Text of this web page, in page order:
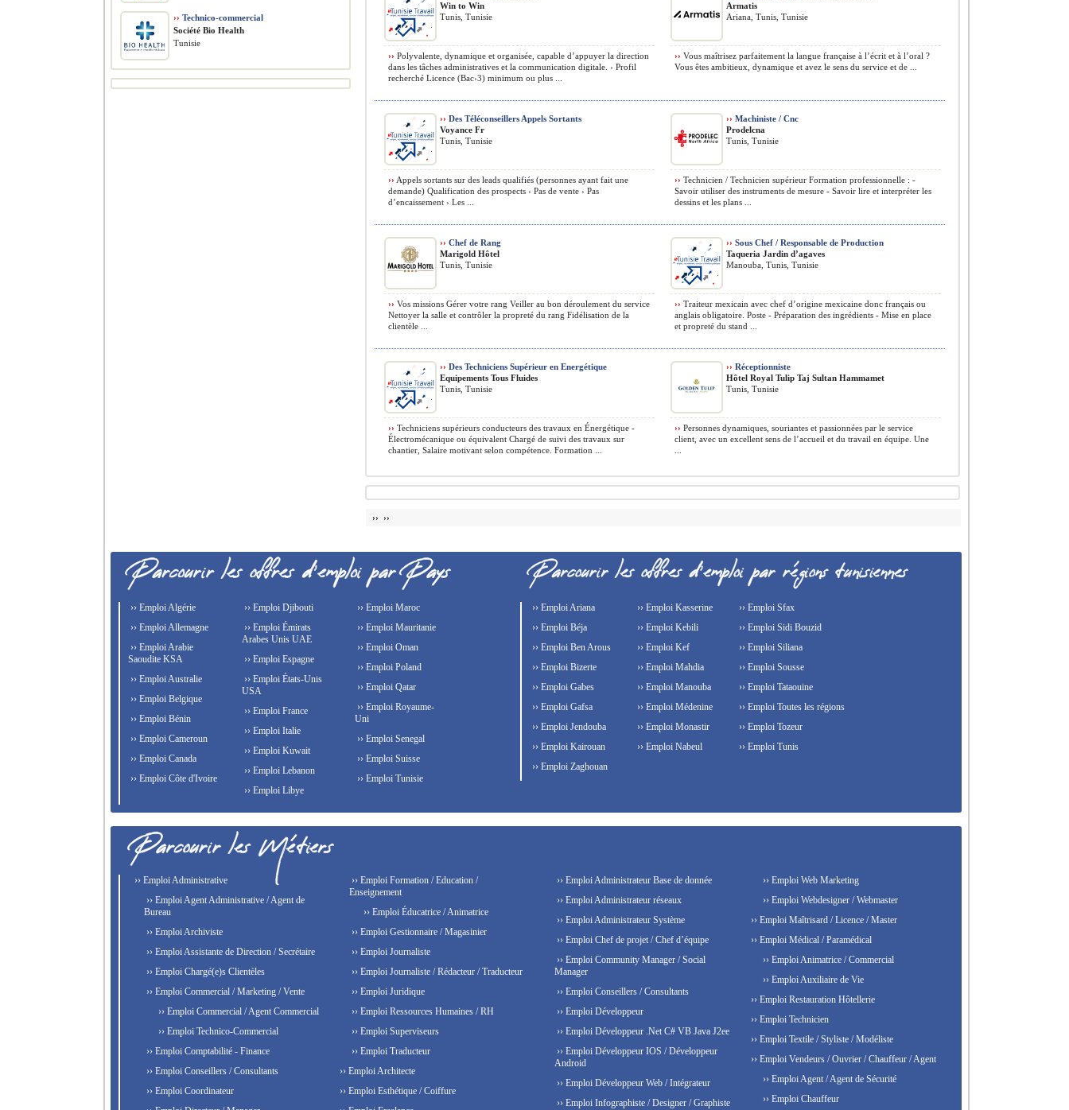
Win to Win
Tunis, Tunisie
›› Polyvalente, dynamique et organisée, capable d’appuyer la direction
dans les tâches administratives et la communication digitale. › Profil
recherché Licence (Bac›3) minimum ou plus ...
Armatis
Ariana, Tunis, Tunisie
›› Vous maîtrisez parfaitement la langue française à l’écrit et à l’oral ?
Vous êtes ambitieux, dynamique et avez le sens du service et de ...
›› Des Téléconseillers Appels Sortants
Voyance Fr
Tunis, Tunisie
›› Appels sortants sur des leads qualifiés (personnes ayant fait une
demande) Qualification des prospects › Pas de vente › Pas
d’encaissement › Les ...
›› Machiniste / Cnc
Prodelcna
Tunis, Tunisie
›› Technicien / Technicien supérieur Formation professionnelle : -
Savoir utiliser des instruments de mesure - Savoir lire et interpréter les
dessins et les plans ...
›› Chef de Rang
Marigold Hôtel
Tunis, Tunisie
›› Vos missions Gérer votre rang Veiller au bon déroulement du service
Nettoyer la salle et contrôler la propreté du rang Fidélisation de la
clientèle ...
›› Sous Chef / Responsable de Production
Taqueria Jardin d’agaves
Manouba, Tunis, Tunisie
›› Traiteur mexicain avec chef d’origine mexicaine donc français ou
anglais obligatoire. Poste - Préparation des ingrédients - Mise en place
et propreté du stand ...
›› Des Techniciens Supérieur en Energétique
Equipements Tous Fluides
Tunis, Tunisie
›› Techniciens supérieurs conducteurs des travaux en Énergétique -
Électromécanique ou équivalent Chargé de suivi des travaux sur
chantier, Salaire motivant selon compétence. Formation ...
›› Réceptionniste
Hôtel Royal Tulip Taj Sultan Hammamet
Tunis, Tunisie
›› Personnes dynamiques, souriantes et passionnées par le service
client, avec un excellent sens de l’accueil et du travail en équipe. Une
›› ››
›› Technico-commercial
Société Bio Health
Tunisie
›› Emploi Algérie
›› Emploi Allemagne
›› Emploi Arabie
Saoudite KSA
›› Emploi Australie
›› Emploi Belgique
›› Emploi Bénin
›› Emploi Cameroun
›› Emploi Canada
›› Emploi Côte d'Ivoire
›› Emploi Djibouti
›› Emploi Émirats
Arabes Unis UAE
›› Emploi Espagne
›› Emploi États-Unis
USA
›› Emploi France
›› Emploi Italie
›› Emploi Kuwait
›› Emploi Lebanon
›› Emploi Libye
›› Emploi Maroc
›› Emploi Mauritanie
›› Emploi Oman
›› Emploi Poland
›› Emploi Qatar
›› Emploi Royaume-
Uni
›› Emploi Senegal
›› Emploi Suisse
›› Emploi Tunisie
›› Emploi Ariana
›› Emploi Béja
›› Emploi Ben Arous
›› Emploi Bizerte
›› Emploi Gabes
›› Emploi Gafsa
›› Emploi Jendouba
›› Emploi Kairouan
›› Emploi Kasserine
›› Emploi Kebili
›› Emploi Kef
›› Emploi Mahdia
›› Emploi Manouba
›› Emploi Médenine
›› Emploi Monastir
›› Emploi Nabeul
›› Emploi Sfax
›› Emploi Sidi Bouzid
›› Emploi Siliana
›› Emploi Sousse
›› Emploi Tataouine
›› Emploi Toutes les régions
›› Emploi Tozeur
›› Emploi Tunis
›› Emploi Zaghouan
›› Emploi Administrative
›› Emploi Agent Administrative / Agent de
Bureau
›› Emploi Archiviste
›› Emploi Assistante de Direction / Secrétaire
›› Emploi Chargé(e)s Clientèles
›› Emploi Commercial / Marketing / Vente
›› Emploi Commercial / Agent Commercial
›› Emploi Technico-Commercial
›› Emploi Comptabilité - Finance
›› Emploi Conseillers / Consultants
›› Emploi Coordinateur
›› Emploi Formation / Education /
Enseignement
›› Emploi Éducatrice / Animatrice
›› Emploi Gestionnaire / Magasinier
›› Emploi Journaliste
›› Emploi Journaliste / Rédacteur / Traducteur
›› Emploi Juridique
›› Emploi Ressources Humaines / RH
›› Emploi Superviseurs
›› Emploi Traducteur
›› Emploi Architecte
›› Emploi Esthétique / Coiffure
›› Emploi Administrateur Base de donnée
›› Emploi Administrateur réseaux
›› Emploi Administrateur Système
›› Emploi Chef de projet / Chef d’équipe
›› Emploi Community Manager / Social
Manager
›› Emploi Conseillers / Consultants
›› Emploi Développeur
›› Emploi Développeur .Net C# VB Java J2ee
›› Emploi Développeur IOS / Développeur
Android
›› Emploi Développeur Web / Intégrateur
›› Emploi Infographiste / Designer / Graphiste
›› Emploi Web Marketing
›› Emploi Webdesigner / Webmaster
›› Emploi Maîtrisard / Licence / Master
›› Emploi Médical / Paramédical
›› Emploi Animatrice / Commercial
›› Emploi Auxiliaire de Vie
›› Emploi Restauration Hôtellerie
›› Emploi Technicien
›› Emploi Textile / Styliste / Modéliste
›› Emploi Vendeurs / Ouvrier / Chauffeur / Agent
›› Emploi Agent / Agent de Sécurité
›› Emploi Chauffeur